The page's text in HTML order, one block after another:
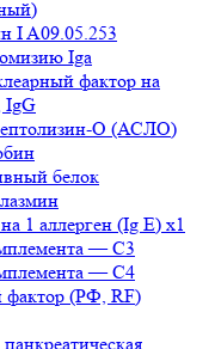
I A09.05.253
Iga
фактор на
IgG
О (АСЛО)
белок
1 аллерген (Ig E) x1
— С3
— С4
фактор (РФ, RF)